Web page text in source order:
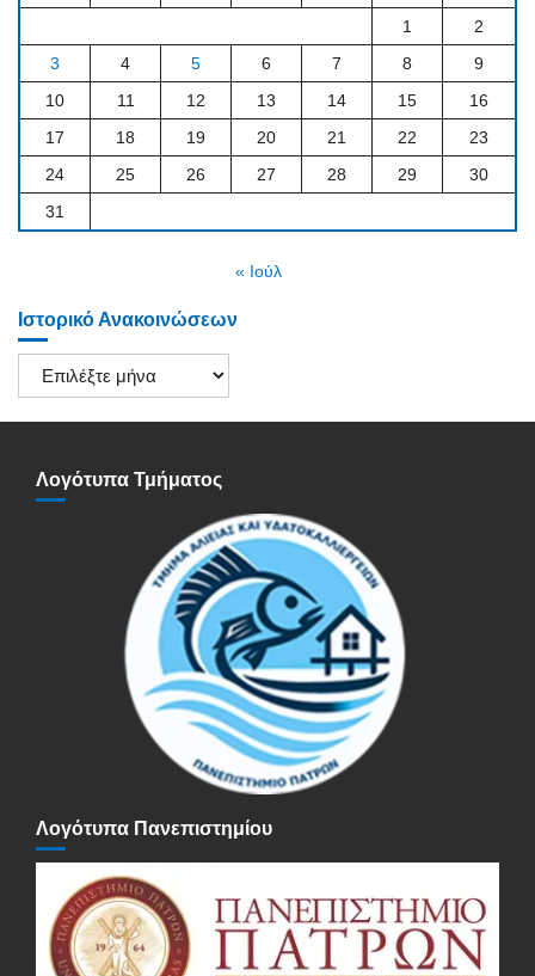
1
2
3
4 5 6 7 8
9
10
11 12 13 14 15
16
17
18 19 20 21 22
23
24
25 26 27 28 29
30
31
« Ιούλ
Ιστορικό Ανακοινώσεων
Ιστορικό
Ανακοινώσεων
Λογότυπα Τμήματος
Λογότυπα Πανεπιστημίου